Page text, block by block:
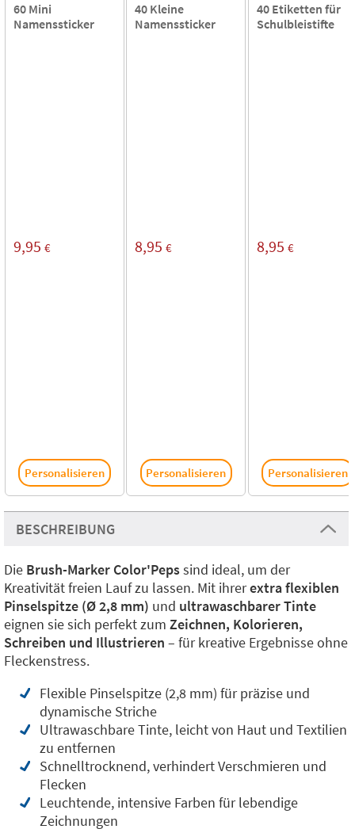
60 Mini
Namenssticker
9,95 €
Personalisieren
40 Kleine
Namenssticker
8,95 €
Personalisieren
40 Etiketten für
Schulbleistifte
8,95 €
Personalisieren
BESCHREIBUNG
Die Brush-Marker Color'Pepssind ideal, um der
Kreativität freien Lauf zu lassen. Mit ihrerextra flexiblen
Pinselspitze (Ø 2,8 mm) und ultrawaschbarer Tinte
eignen sie sich perfekt zum Zeichnen, Kolorieren,
Schreiben und Illustrieren – für kreative Ergebnisse ohne
Fleckenstress.
Flexible Pinselspitze (2,8 mm) für präzise und
dynamische Striche
Ultrawaschbare Tinte, leicht von Haut und Textilien
zu entfernen
Schnelltrocknend, verhindert Verschmieren und
Flecken
Leuchtende, intensive Farben für lebendige
Zeichnungen